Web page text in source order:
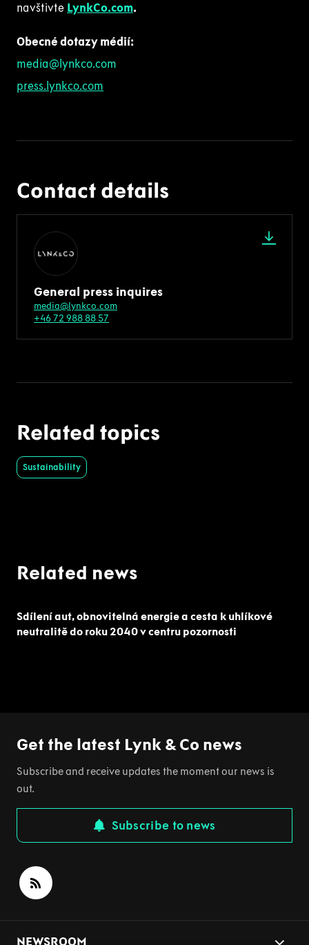
navštivte LynkCo.com.
Obecné dotazy médií:
media@lynkco.com
press.lynkco.com
Contact details
General press inquires
media@lynkco.com
+46 72 988 88 57
Related topics
Sustainability
Related news
Sdílení aut, obnovitelná energie a cesta k uhlíkové
neutralitě do roku 2040 v centru pozornosti
Get the latest Lynk & Co news
Subscribe and receive updates the moment our news is
out.
Subscribe to news
NEWSROOM